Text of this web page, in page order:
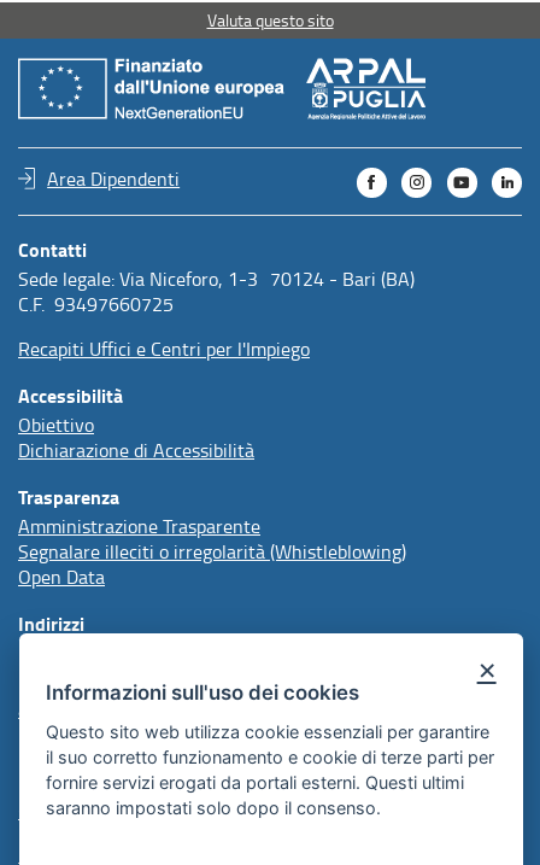
Valuta questo sito
Area Dipendenti
Contatti
Sede legale: Via Niceforo, 1-3 70124 - Bari (BA)
C.F. 93497660725
Recapiti Uffici e Centri per l'Impiego
Accessibilità
Obiettivo
Dichiarazione di Accessibilità
Trasparenza
Amministrazione Trasparente
Segnalare illeciti o irregolarità (Whistleblowing)
Open Data
Indirizzi
protocollo@arpal.regione.puglia.it
arpalpuglia@pec.rupar.puglia.it
Redazione
Comunicazione Istituzionale
×
Informazioni sull'uso dei cookies
Questo sito web utilizza cookie essenziali per garantire
il suo corretto funzionamento e cookie di terze parti per
fornire servizi erogati da portali esterni. Questi ultimi
saranno impostati solo dopo il consenso.